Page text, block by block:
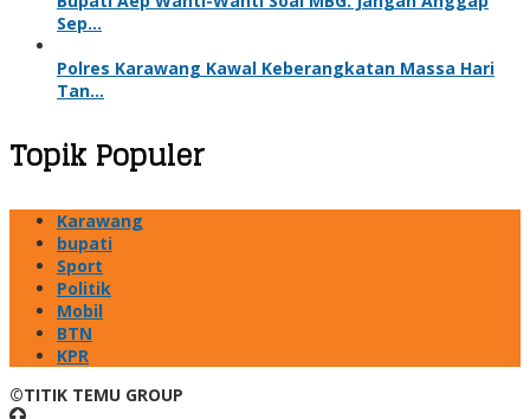
Sep…
Polres Karawang Kawal Keberangkatan Massa Hari
Tan…
Topik Populer
Karawang
bupati
Sport
Politik
Mobil
BTN
KPR
©TITIK TEMU GROUP